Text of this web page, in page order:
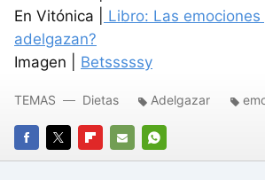
En Vitónica |
Libro: Las
adelgazan?
Imagen | Betsssssy
FACEBOOK
TWITTERFLIPBOARD
E-
WHATSAPP
TEMAS Dietas Adelgazar